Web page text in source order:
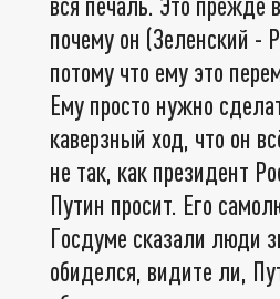
почему он (Зеленский -
потому что ему это
Ему просто нужно
каверзный ход, что он
не так, как президент
Путин просит. Его
Госдуме сказали люди
обиделся, видите ли,